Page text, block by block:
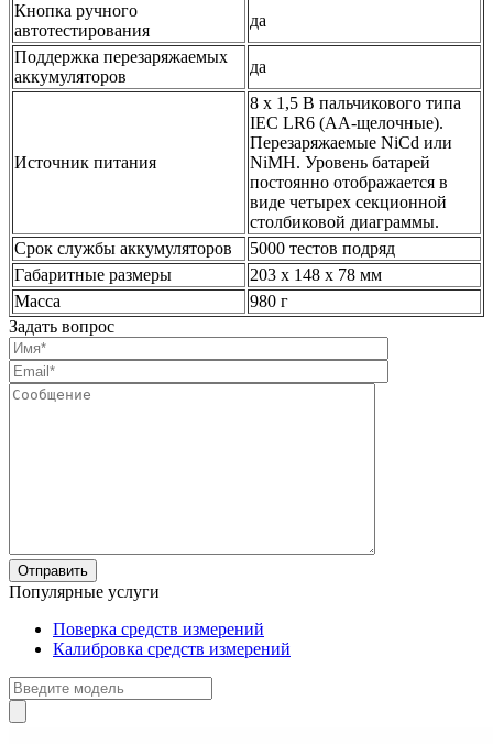
Кнопка ручного
автотестирования
да
Поддержка перезаряжаемых
аккумуляторов
да
Источник питания
8 х 1,5 В пальчикового типа
IEC LR6 (AA-щелочные).
Перезаряжаемые NiCd или
NiMH. Уровень батарей
постоянно отображается в
виде четырех секционной
столбиковой диаграммы.
Срок службы аккумуляторов
5000 тестов подряд
Габаритные размеры
203 х 148 х 78 мм
Масса
980 г
Задать вопрос
Популярные услуги
Поверка средств измерений
Калибровка средств измерений